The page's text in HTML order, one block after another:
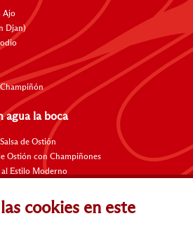
Ajo
Djan)
Champiñón
agua la boca
de Ostión
Ostión con Champiñones
al Estilo Moderno
con Salsa de a Ajo al Vino Tinto
Negros
Hoisin
cookies en este